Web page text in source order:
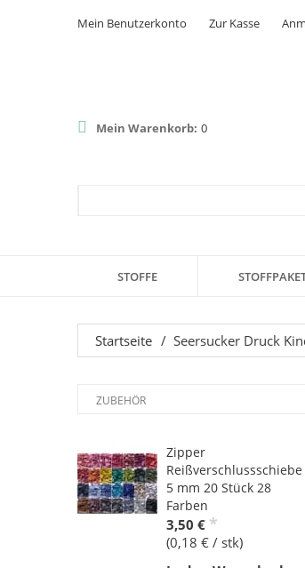
Mein Benutzerkonto Zur Kasse
Mein Warenkorb: 0
STOFFE
Startseite / Seersucker Druck
ZUBEHÖR
Zipper
Reißverschlussschieber
5 mm 20 Stück 28
Farben
3,50 € *
(0,18 € / stk)